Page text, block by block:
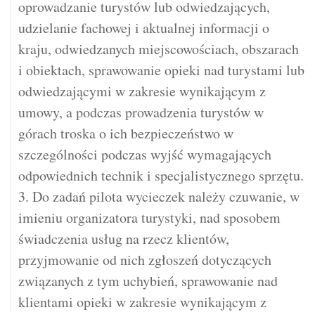
oprowadzanie turystów lub odwiedzających,
udzielanie fachowej i aktualnej informacji o
kraju, odwiedzanych miejscowościach, obszarach
i obiektach, sprawowanie opieki nad turystami lub
odwiedzającymi w zakresie wynikającym z
umowy, a podczas prowadzenia turystów w
górach troska o ich bezpieczeństwo w
szczególności podczas wyjść wymagających
odpowiednich technik i specjalistycznego sprzętu.
3. Do zadań pilota wycieczek należy czuwanie, w
imieniu organizatora turystyki, nad sposobem
świadczenia usług na rzecz klientów,
przyjmowanie od nich zgłoszeń dotyczących
związanych z tym uchybień, sprawowanie nad
klientami opieki w zakresie wynikającym z